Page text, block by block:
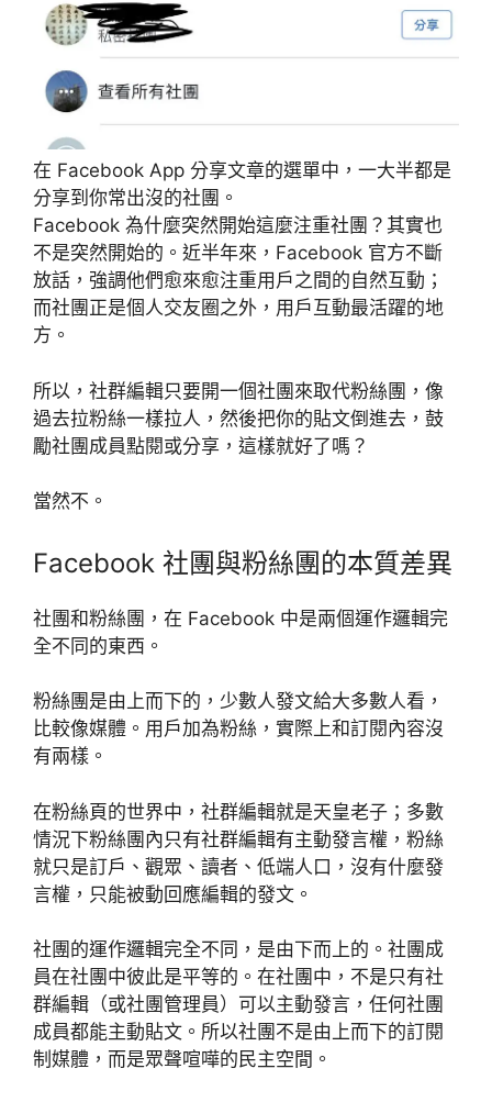
在 Facebook App 分享文章的選單中，一大半都是
分享到你常出沒的社團。
Facebook 為什麼突然開始這麼注重社團？其實也
不是突然開始的。近半年來，Facebook 官方不斷
放話，強調他們愈來愈注重用戶之間的自然互動；
而社團正是個人交友圈之外，用戶互動最活躍的地
方。
所以，社群編輯只要開一個社團來取代粉絲團，像
過去拉粉絲一樣拉人，然後把你的貼文倒進去，鼓
勵社團成員點閱或分享，這樣就好了嗎？
當然不。
Facebook 社團與粉絲團的本質差異
社團和粉絲團，在 Facebook 中是兩個運作邏輯完
全不同的東西。
粉絲團是由上而下的，少數人發文給大多數人看，
比較像媒體。用戶加為粉絲，實際上和訂閱內容沒
有兩樣。
在粉絲頁的世界中，社群編輯就是天皇老子；多數
情況下粉絲團內只有社群編輯有主動發言權，粉絲
就只是訂戶、觀眾、讀者、低端人口，沒有什麼發
言權，只能被動回應編輯的發文。
社團的運作邏輯完全不同，是由下而上的。社團成
員在社團中彼此是平等的。在社團中，不是只有社
群編輯（或社團管理員）可以主動發言，任何社團
成員都能主動貼文。所以社團不是由上而下的訂閱
制媒體，而是眾聲喧嘩的民主空間。